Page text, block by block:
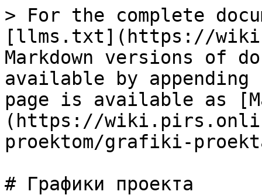
> For the complete
[llms.txt](https://
Markdown versions of
available by
page is available as
(https://
proektom/grafiki-
# Графики проекта